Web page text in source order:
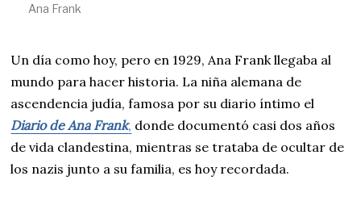
Ana Frank
Un día como hoy, pero en 1929, Ana Frank llegaba al
mundo para hacer historia. La niña alemana de
ascendencia judía, famosa por su diario íntimo el
Diario de Ana Frank, donde documentó casi dos años
de vida clandestina, mientras se trataba de ocultar de
los nazis junto a su familia, es hoy recordada.